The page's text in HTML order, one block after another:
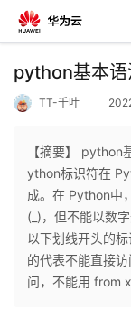
返
个
人
我
python基本语
TT-千叶
【摘要】 python
ython标识符在
成。在 Python中
(_)，但不能以数
以下划线开头的
的代表不能直接
问，不能用 from